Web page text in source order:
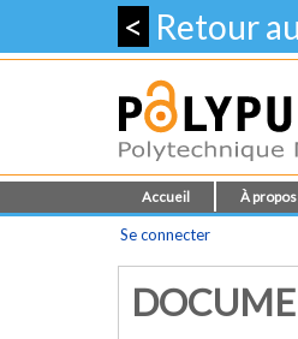
< Retour
Accueil À propos
Se connecter